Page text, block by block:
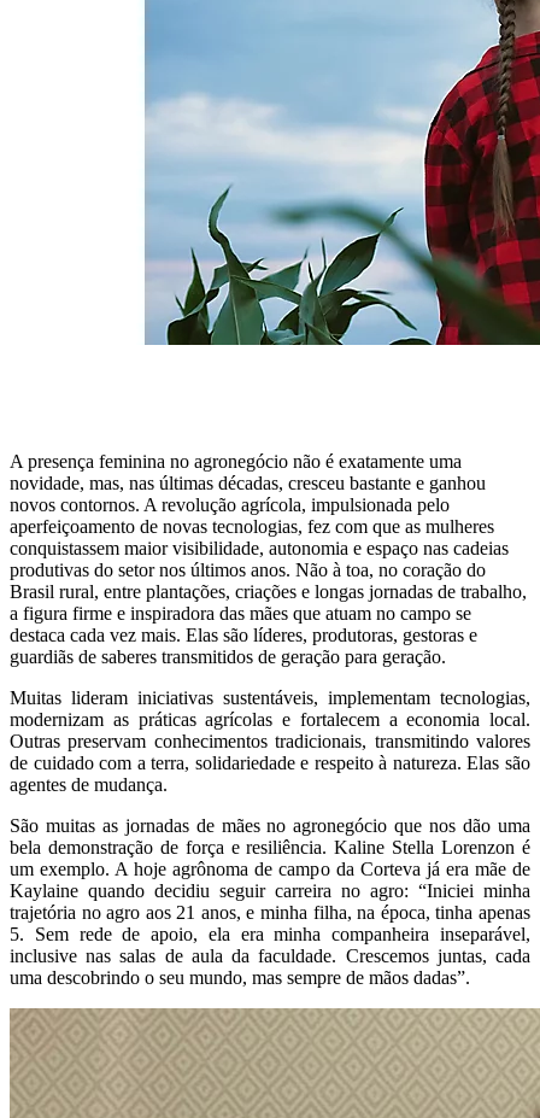
A presença feminina no agronegócio não é exatamente uma
novidade, mas, nas últimas décadas, cresceu bastante e ganhou
novos contornos. A revolução agrícola, impulsionada pelo
aperfeiçoamento de novas tecnologias, fez com que as mulheres
conquistassem maior visibilidade, autonomia e espaço nas cadeias
produtivas do setor nos últimos anos. Não à toa, no coração do
Brasil rural, entre plantações, criações e longas jornadas de trabalho,
a figura firme e inspiradora das mães que atuam no campo se
destaca cada vez mais. Elas são líderes, produtoras, gestoras e
guardiãs de saberes transmitidos de geração para geração.
Muitas lideram iniciativas sustentáveis, implementam tecnologias,
modernizam as práticas agrícolas e fortalecem a economia local.
Outras preservam conhecimentos tradicionais, transmitindo valores
de cuidado com a terra, solidariedade e respeito à natureza. Elas são
agentes de mudança.
São muitas as jornadas de mães no agronegócio que nos dão uma
bela demonstração de força e resiliência. Kaline Stella Lorenzon é
um exemplo. A hoje agrônoma de campo da Corteva já era mãe de
Kaylaine quando decidiu seguir carreira no agro: “Iniciei minha
trajetória no agro aos 21 anos, e minha filha, na época, tinha apenas
5. Sem rede de apoio, ela era minha companheira inseparável,
inclusive nas salas de aula da faculdade. Crescemos juntas, cada
uma descobrindo o seu mundo, mas sempre de mãos dadas”.